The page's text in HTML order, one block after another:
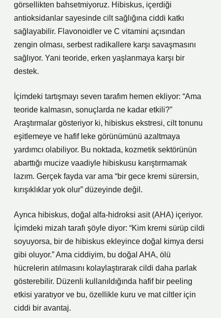
görsellikten bahsetmiyoruz. Hibiskus, içerdiği
antioksidanlar sayesinde cilt sağlığına ciddi katkı
sağlayabilir. Flavonoidler ve C vitamini açısından
zengin olması, serbest radikallere karşı savaşmasını
sağlıyor. Yani teoride, erken yaşlanmaya karşı bir
destek.
İçimdeki tartışmayı seven tarafım hemen ekliyor: “Ama
teoride kalmasın, sonuçlarda ne kadar etkili?”
Araştırmalar gösteriyor ki, hibiskus ekstresi, cilt tonunu
eşitlemeye ve hafif leke görünümünü azaltmaya
yardımcı olabiliyor. Bu noktada, kozmetik sektörünün
abarttığı mucize vaadiyle hibiskusu karıştırmamak
lazım. Gerçek fayda var ama “bir gece kremi sürersin,
kırışıklıklar yok olur” düzeyinde değil.
Ayrıca hibiskus, doğal alfa-hidroksi asit (AHA) içeriyor.
İçimdeki mizah tarafı şöyle diyor: “Kim kremi sürüp cildi
soyuyorsa, bir de hibiskus ekleyince doğal kimya dersi
gibi oluyor.” Ama ciddiyim, bu doğal AHA, ölü
hücrelerin atılmasını kolaylaştırarak cildi daha parlak
gösterebilir. Düzenli kullanıldığında hafif bir peeling
etkisi yaratıyor ve bu, özellikle kuru ve mat ciltler için
ciddi bir avantaj.